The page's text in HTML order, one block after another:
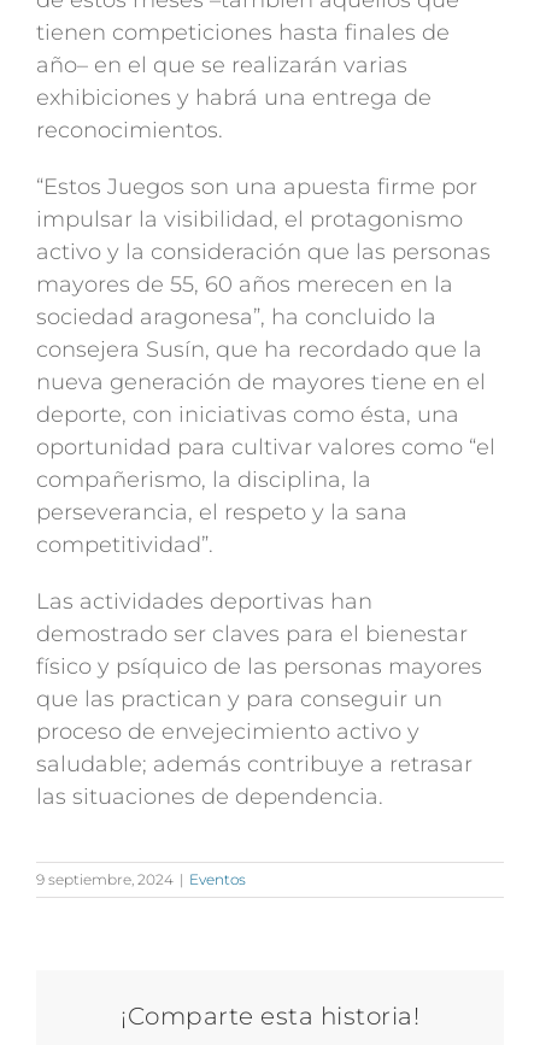
tienen competiciones hasta finales de
año– en el que se realizarán varias
exhibiciones y habrá una entrega de
reconocimientos.
“Estos Juegos son una apuesta firme por
impulsar la visibilidad, el protagonismo
activo y la consideración que las personas
mayores de 55, 60 años merecen en la
sociedad aragonesa”, ha concluido la
consejera Susín, que ha recordado que la
nueva generación de mayores tiene en el
deporte, con iniciativas como ésta, una
oportunidad para cultivar valores como “el
compañerismo, la disciplina, la
perseverancia, el respeto y la sana
competitividad”.
Las actividades deportivas han
demostrado ser claves para el bienestar
físico y psíquico de las personas mayores
que las practican y para conseguir un
proceso de envejecimiento activo y
saludable; además contribuye a retrasar
las situaciones de dependencia.
9 septiembre, 2024 | Eventos
¡Comparte esta historia!